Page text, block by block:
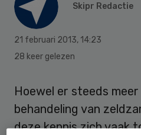
Skipr Redactie
21 februari 2013, 14:23
28 keer gelezen
Hoewel er steeds
behandeling van
deze kennis zich vaak